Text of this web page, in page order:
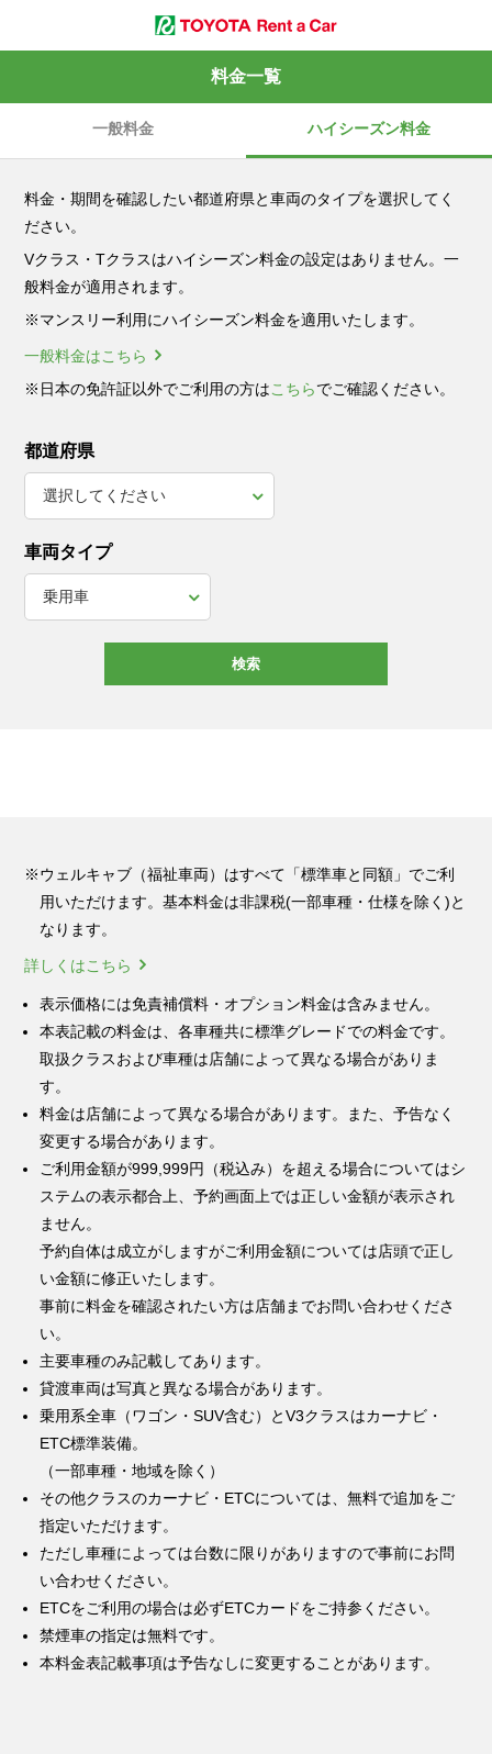
料金一覧
一般料金 ハイシーズン料金
料金・期間を確認したい都道府県と車両のタイプを選択してく
ださい。
Vクラス・Tクラスはハイシーズン料金の設定はありません。一
般料金が適用されます。
※マンスリー利用にハイシーズン料金を適用いたします。
一般料金はこちら
※日本の免許証以外でご利用の方はこちらでご確認ください。
都道府県
車両タイプ
検索
※ウェルキャブ（福祉車両）はすべて「標準車と同額」でご利
用いただけます。基本料金は非課税(一部車種・仕様を除く)と
なります。
詳しくはこちら
表示価格には免責補償料・オプション料金は含みません。
本表記載の料金は、各車種共に標準グレードでの料金です。
取扱クラスおよび車種は店舗によって異なる場合がありま
す。
料金は店舗によって異なる場合があります。また、予告なく
変更する場合があります。
ご利用金額が999,999円（税込み）を超える場合についてはシ
ステムの表示都合上、予約画面上では正しい金額が表示され
ません。
予約自体は成立がしますがご利用金額については店頭で正し
い金額に修正いたします。
事前に料金を確認されたい方は店舗までお問い合わせくださ
い。
主要車種のみ記載してあります。
貸渡車両は写真と異なる場合があります。
乗用系全車（ワゴン・SUV含む）とV3クラスはカーナビ・
ETC標準装備。
（一部車種・地域を除く）
その他クラスのカーナビ・ETCについては、無料で追加をご
指定いただけます。
ただし車種によっては台数に限りがありますので事前にお問
い合わせください。
ETCをご利用の場合は必ずETCカードをご持参ください。
禁煙車の指定は無料です。
本料金表記載事項は予告なしに変更することがあります。